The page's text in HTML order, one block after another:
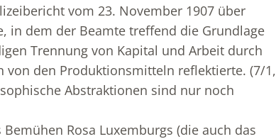
vom 23. November 1907 über
in dem der Beamte treffend die Grundlage
Trennung von Kapital und Arbeit durch
von den Produktionsmitteln reflektierte. (7/1,
Abstraktionen sind nur noch
Rosa Luxemburgs (die auch das